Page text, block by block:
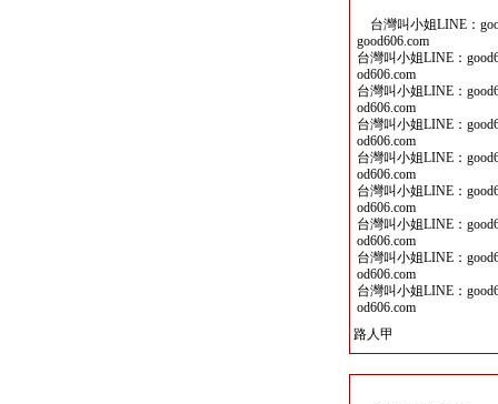
台灣叫小姐LINE：
good606.com
台灣叫小姐LINE：
od606.com
台灣叫小姐LINE：
od606.com
台灣叫小姐LINE：
od606.com
台灣叫小姐LINE：
od606.com
台灣叫小姐LINE：
od606.com
台灣叫小姐LINE：
od606.com
台灣叫小姐LINE：
od606.com
台灣叫小姐LINE：
od606.com
路人甲